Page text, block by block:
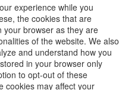
experience while you
the cookies that are
your browser as they are
of the website. We also
and understand how you
in your browser only
to opt-out of these
cookies may affect your